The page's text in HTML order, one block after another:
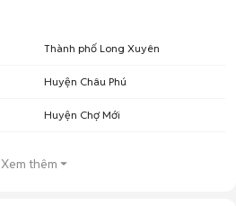
Thành phố Long Xuyên
Huyện Châu Phú
Huyện Chợ Mới
Xem thêm